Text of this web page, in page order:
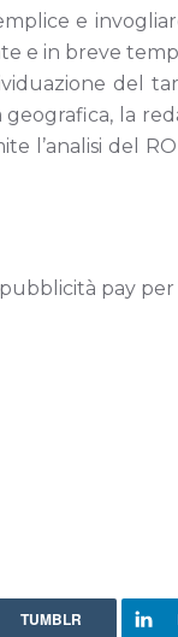
e
e in breve
del
la
l’analisi del
pay per
TUMBLR